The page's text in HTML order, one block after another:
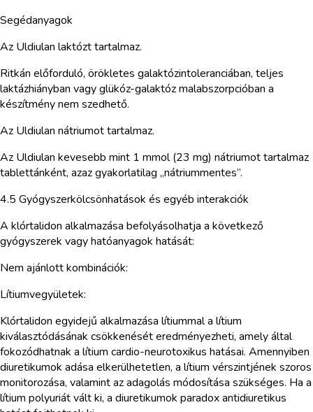
Segédanyagok
Az Uldiulan laktózt tartalmaz.
Ritkán előforduló, örökletes galaktózintoleranciában, teljes
laktázhiányban vagy glükóz-galaktóz malabszorpcióban a
készítmény nem szedhető.
Az Uldiulan nátriumot tartalmaz.
Az Uldiulan kevesebb mint 1 mmol (23 mg) nátriumot tartalmaz
tablettánként, azaz gyakorlatilag „nátriummentes”.
4.5 Gyógyszerkölcsönhatások és egyéb interakciók
A klórtalidon alkalmazása befolyásolhatja a következő
gyógyszerek vagy hatóanyagok hatását:
Nem ajánlott kombinációk:
Lítiumvegyületek:
Klórtalidon egyidejű alkalmazása lítiummal a lítium
kiválasztódásának csökkenését eredményezheti, amely által
fokozódhatnak a lítium cardio-neurotoxikus hatásai. Amennyiben
diuretikumok adása elkerülhetetlen, a lítium vérszintjének szoros
monitorozása, valamint az adagolás módosítása szükséges. Ha a
lítium polyuriát vált ki, a diuretikumok paradox antidiuretikus